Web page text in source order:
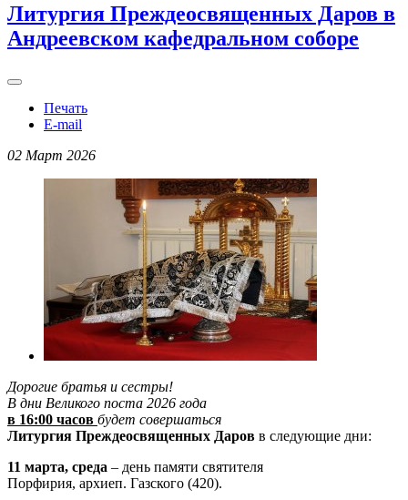
Литургия Преждеосвященных Даров в
Андреевском кафедральном соборе
Печать
E-mail
02 Март 2026
Дорогие братья и сестры!
В дни Великого поста 2026 года
в 16:00 часов будет совершаться
Литургия Преждеосвященных Даров в следующие дни:
11 марта, среда – день памяти святителя
Порфирия, архиеп. Газского (420).